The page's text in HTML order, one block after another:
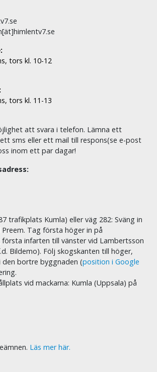
tors kl. 10-12
tors kl. 11-13
att svara i telefon. Lämna ett
sms eller ett mail till respons(se e-post
inom ett par dagar!
trafikplats Kumla) eller väg 282: Sväng in
Tag första höger in på
infarten till vänster vid Lambertsson
Bildemo). Följ skogskanten till höger,
den bortre byggnaden (position i Google
vid mackarna: Kumla (Uppsala) på
Läs mer här.